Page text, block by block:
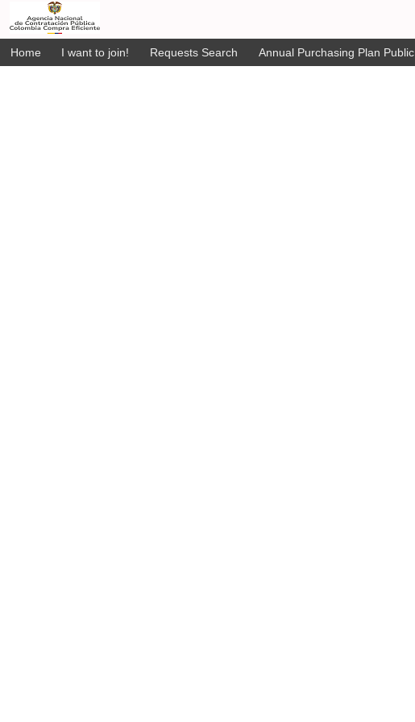
Home I want to join! Requests Search Annual Purchasing Plan Public